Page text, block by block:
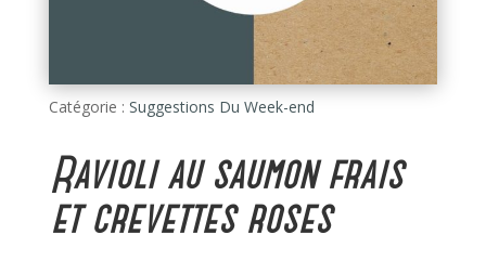
Catégorie : Suggestions Du Week-end
Ravioli au saumon frais
et crevettes roses